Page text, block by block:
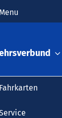
Kontakt
Menu
Fahrkarten